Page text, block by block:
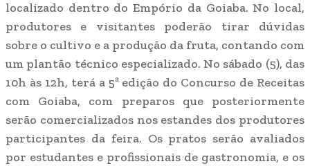
localizado dentro do Empório da Goiaba. No local,
produtores e visitantes poderão tirar dúvidas
sobre o cultivo e a produção da fruta, contando com
um plantão técnico especializado. No sábado (5), das
10h às 12h, terá a 5ª edição do Concurso de Receitas
com Goiaba, com preparos que posteriormente
serão comercializados nos estandes dos produtores
participantes da feira. Os pratos serão avaliados
por estudantes e profissionais de gastronomia, e os